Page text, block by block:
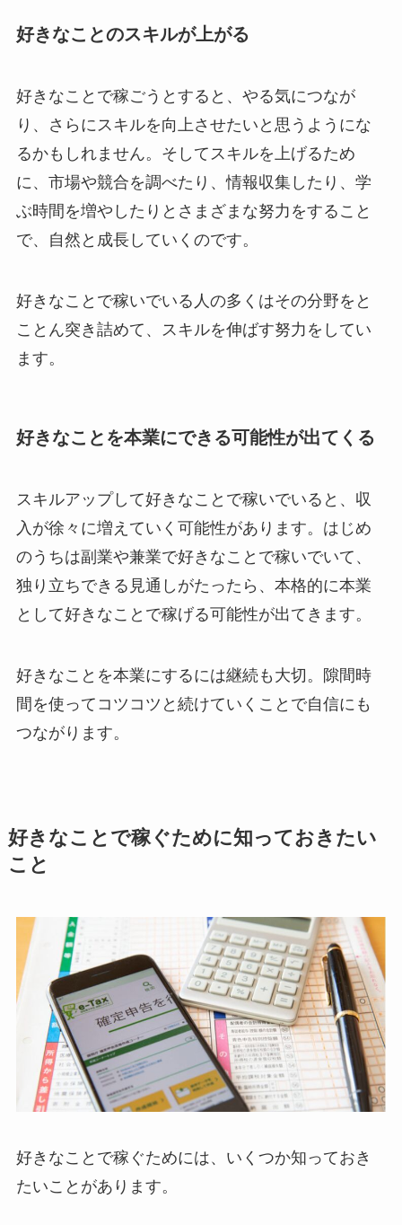
好きなことのスキルが上がる
好きなことで稼ごうとすると、やる気につなが
り、さらにスキルを向上させたいと思うようにな
るかもしれません。そしてスキルを上げるため
に、市場や競合を調べたり、情報収集したり、学
ぶ時間を増やしたりとさまざまな努力をすること
で、自然と成長していくのです。
好きなことで稼いでいる人の多くはその分野をと
ことん突き詰めて、スキルを伸ばす努力をしてい
ます。
好きなことを本業にできる可能性が出てくる
スキルアップして好きなことで稼いでいると、収
入が徐々に増えていく可能性があります。はじめ
のうちは副業や兼業で好きなことで稼いでいて、
独り立ちできる見通しがたったら、本格的に本業
として好きなことで稼げる可能性が出てきます。
好きなことを本業にするには継続も大切。隙間時
間を使ってコツコツと続けていくことで自信にも
つながります。
好きなことで稼ぐために知っておきたい
こと
好きなことで稼ぐためには、いくつか知っておき
たいことがあります。